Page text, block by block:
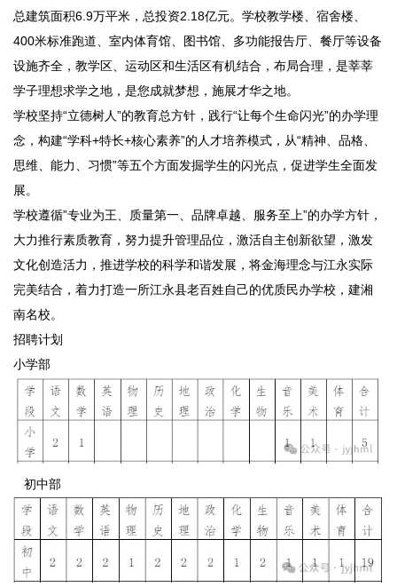
总建筑面积6.9万平米，总投资2.18亿元。学校教学楼、宿舍楼、
400米标准跑道、室内体育馆、图书馆、多功能报告厅、餐厅等设备
设施齐全，教学区、运动区和生活区有机结合，布局合理，是莘莘
学子理想求学之地，是您成就梦想，施展才华之地。
学校坚持“立德树人”的教育总方针，践行“让每个生命闪光”的办学理
念，构建“学科+特长+核心素养”的人才培养模式，从“精神、品格、
思维、能力、习惯”等五个方面发掘学生的闪光点，促进学生全面发
展。
学校遵循”专业为王、质量第一、品牌卓越、服务至上”的办学方针，
大力推行素质教育，努力提升管理品位，激活自主创新欲望，激发
文化创造活力，推进学校的科学和谐发展，将金海理念与江永实际
完美结合，着力打造一所江永县老百姓自己的优质民办学校，建湘
南名校。
招聘计划
小学部
初中部